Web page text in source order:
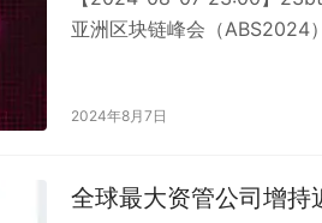
亚洲区块链峰会（ABS2024
2024年8月7日
全球最大资管公司增持